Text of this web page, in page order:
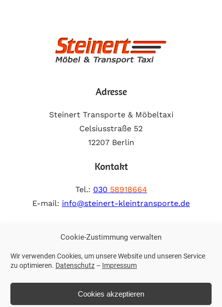
Cookie-Zustimmung verwalten
Wir verwenden Cookies, um unsere Website und unseren Service
zu optimieren. Datenschutz – Impressum
Cookies akzeptieren
Adresse
Steinert Transporte & Möbeltaxi
Celsiusstraße 52
12207 Berlin
Kontakt
Tel.: 030 58918664
E-mail: info@steinert-kleintransporte.de
Weitere Links
Impressum
Datenschutz